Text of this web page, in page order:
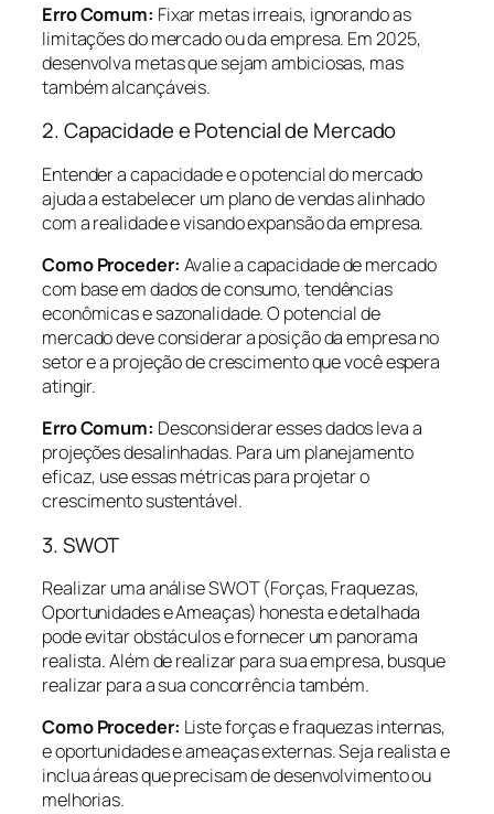
Erro Comum: Fixar metas irreais, ignorando as
limitações do mercado ou da empresa. Em 2025,
desenvolva metas que sejam ambiciosas, mas
também alcançáveis.
2. Capacidade e Potencial de Mercado
Entender a capacidade e o potencial do mercado
ajuda a estabelecer um plano de vendas alinhado
com a realidade e visando expansão da empresa.
Como Proceder: Avalie a capacidade de mercado
com base em dados de consumo, tendências
econômicas e sazonalidade. O potencial de
mercado deve considerar a posição da empresa no
setor e a projeção de crescimento que você espera
atingir.
Erro Comum: Desconsiderar esses dados leva a
projeções desalinhadas. Para um planejamento
eficaz, use essas métricas para projetar o
crescimento sustentável.
3. SWOT
Realizar uma análise SWOT (Forças, Fraquezas,
Oportunidades e Ameaças) honesta e detalhada
pode evitar obstáculos e fornecer um panorama
realista. Além de realizar para sua empresa, busque
realizar para a sua concorrência também.
Como Proceder: Liste forças e fraquezas internas,
e oportunidades e ameaças externas. Seja realista e
inclua áreas que precisam de desenvolvimento ou
melhorias.